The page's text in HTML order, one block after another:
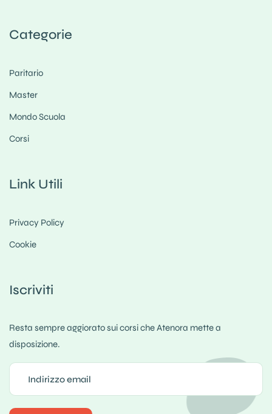
Categorie
Paritario
Master
Mondo Scuola
Corsi
Link Utili
Privacy Policy
Cookie
Iscriviti
Resta sempre aggiorato sui corsi che Atenora mette a
disposizione.